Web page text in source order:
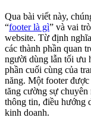
Qua bài viết này,
“footer là gì” và vai
website. Từ định
các thành phần quan
người dùng lẫn tối ưu
phần cuối cùng của
năng. Một footer
tăng cường sự
thông tin, điều hướng
kinh doanh.